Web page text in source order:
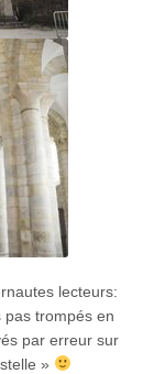
lecteurs:
pas trompés en
par erreur sur
»